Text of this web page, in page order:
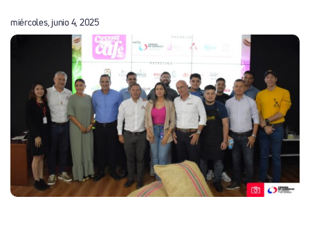
miércoles, junio 4, 2025